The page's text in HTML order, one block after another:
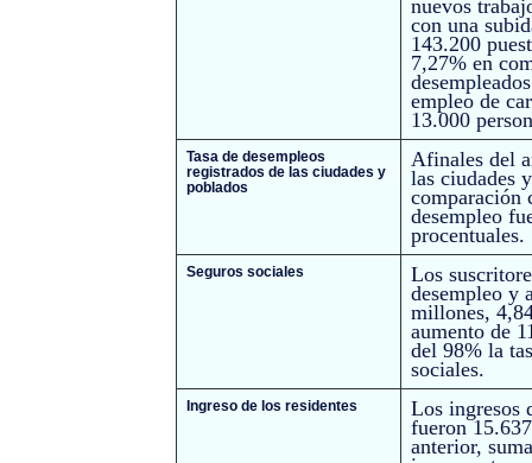
nuevos
con una
143.200
7,27% en
empleo de
13.000
Tasa de desempleos
registrados de las ciudades y
poblados
Afinales del
las ciudades
comparación
desempleo
procentuales.
Seguros sociales
Los
desempleo y
millones,
aumento de
del 98% la
sociales.
Ingreso de los residentes
Los ingresos
fueron
anterior,